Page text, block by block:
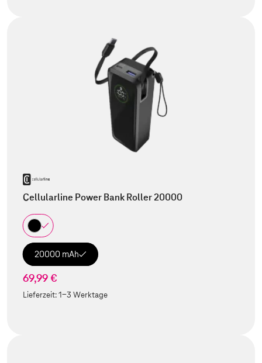
Cellularline Power Bank Roller 20000
20000 mAh
69,99 €
Lieferzeit:1-3 Werktage